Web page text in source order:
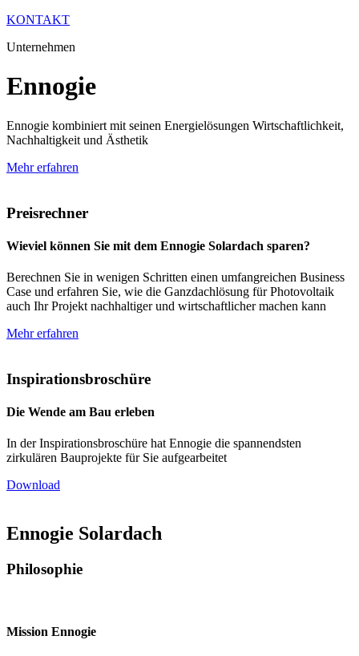
KONTAKT
Unternehmen
Ennogie
Ennogie kombiniert mit seinen Energielösungen Wirtschaftlichkeit,
Nachhaltigkeit und Ästhetik
Mehr erfahren
Preisrechner
Wieviel können Sie mit dem Ennogie Solardach sparen?
Berechnen Sie in wenigen Schritten einen umfangreichen Business
Case und erfahren Sie, wie die Ganzdachlösung für Photovoltaik
auch Ihr Projekt nachhaltiger und wirtschaftlicher machen kann
Mehr erfahren
Inspirationsbroschüre
Die Wende am Bau erleben
In der Inspirationsbroschüre hat Ennogie die spannendsten
zirkulären Bauprojekte für Sie aufgearbeitet
Download
Ennogie Solardach
Philosophie
Mission Ennogie